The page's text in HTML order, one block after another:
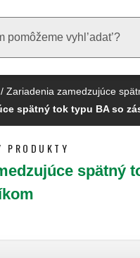
/ Zariadenia zamedzujúce
spätný tok typu BA so
PRODUKTY
spätný